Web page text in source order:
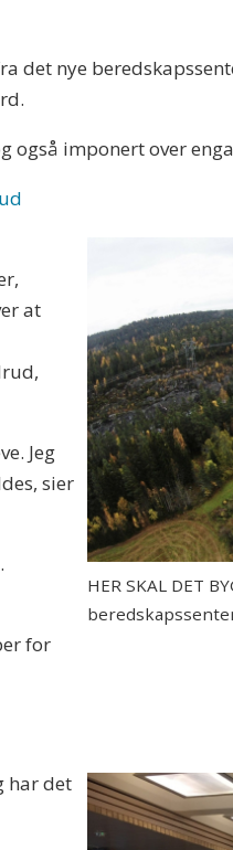
nye
også imponert over
HER SKAL DET
at
Jeg
sier
for
har det